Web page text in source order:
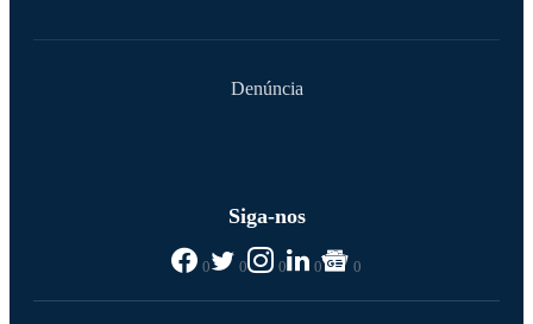
Denúncia
Siga-nos
0 0 0 0 0